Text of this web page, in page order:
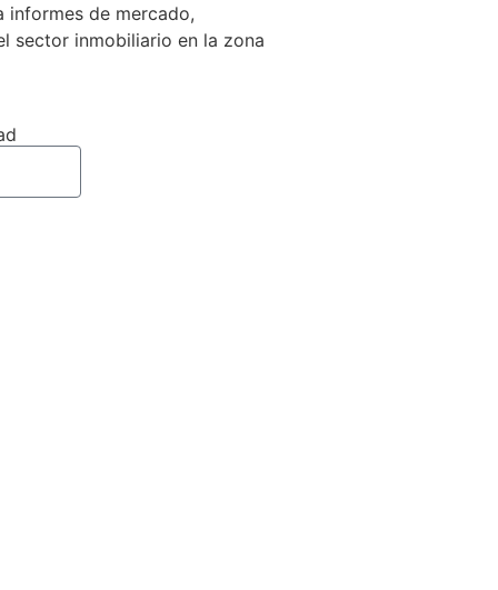
informes de mercado,
sector inmobiliario en la zona